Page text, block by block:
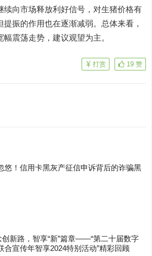
续向市场释放利好信号，对生猪价格有
振的作用也在逐渐减弱。总体来看，
震荡走势，建议观望为主。
19 赞
打赏
悠！信用卡黑灰产征信申诉背后的诈骗黑
创新路，智享“新”篇章——“第二十届数字
合宣传年智享2024特别活动”精彩回顾